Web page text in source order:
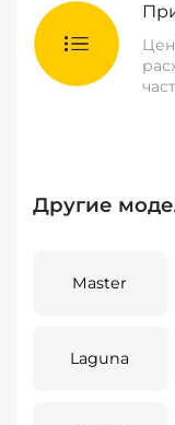
Другие
Master
Laguna